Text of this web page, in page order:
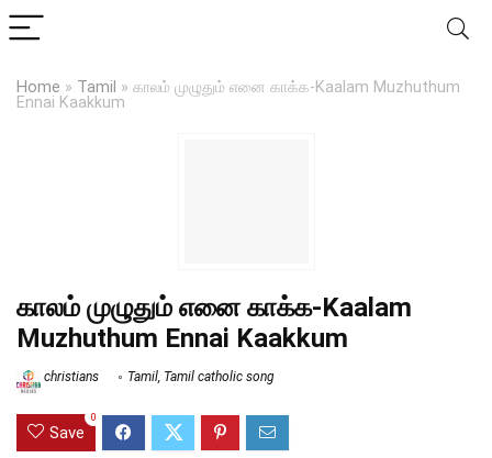
Home » Tamil » காலம் முழுதும் எனை காக்க-Kaalam Muzhuthum
Ennai Kaakkum
காலம் முழுதும் எனை காக்க-Kaalam
Muzhuthum Ennai Kaakkum
christians Tamil, Tamil catholic song
Save
0